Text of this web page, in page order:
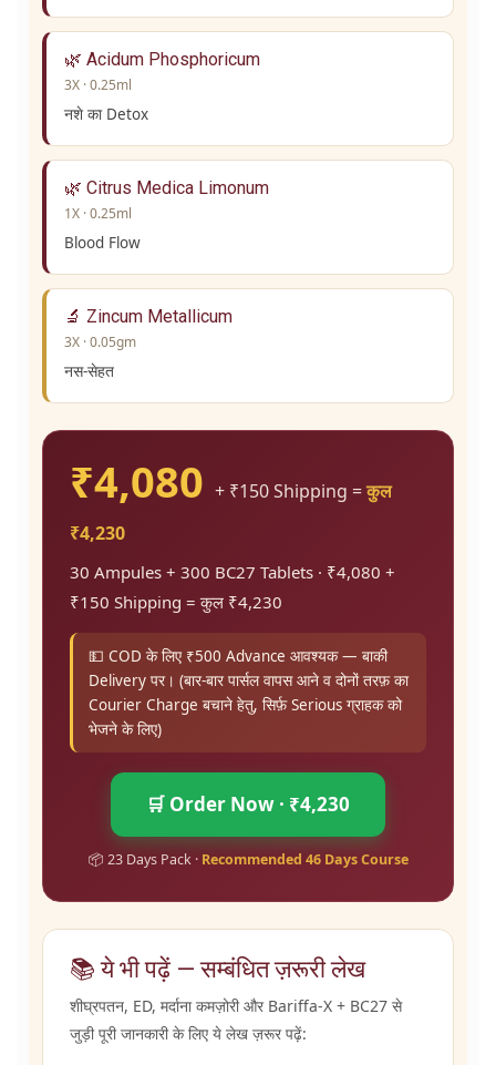
🌿 Acidum Phosphoricum
3X · 0.25ml
नशे का Detox
🌿 Citrus Medica Limonum
1X · 0.25ml
Blood Flow
🔬 Zincum Metallicum
3X · 0.05gm
नस-सेहत
₹4,080 + ₹150 Shipping =कुल
₹4,230
30 Ampules + 300 BC27 Tablets · ₹4,080 +
₹150 Shipping = कुल ₹4,230
💵 COD के लिए ₹500 Advance आवश्यक — बाकी
Delivery पर। (बार-बार पार्सल वापस आने व दोनों तरफ़ का
Courier Charge बचाने हेतु, सिर्फ़ Serious ग्राहक को
भेजने के लिए)
🛒 Order Now · ₹4,230
📦 23 Days Pack · Recommended 46 Days Course
📚 ये भी पढ़ें — सम्बंधित ज़रूरी लेख
शीघ्रपतन, ED, मर्दाना कमज़ोरी और Bariffa-X + BC27 से
जुड़ी पूरी जानकारी के लिए ये लेख ज़रूर पढ़ें: